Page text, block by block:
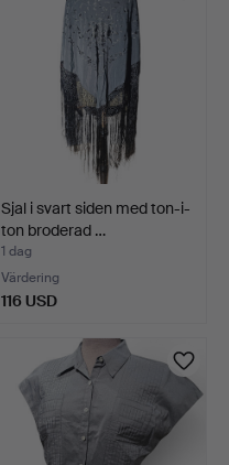
Sjal i svart siden med ton-i-
ton broderad …
1 dag
Värdering
116 USD